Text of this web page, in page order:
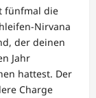
fünfmal die
Nirvana
der deinen
Jahr
hattest. Der
Charge